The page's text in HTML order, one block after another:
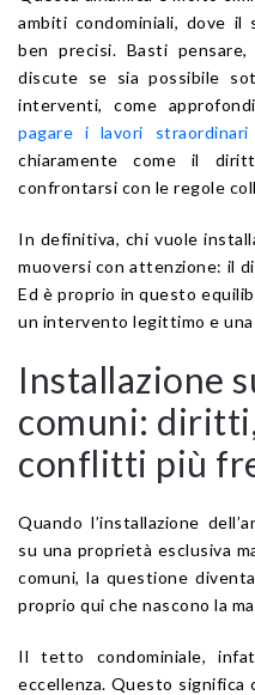
ambiti condominiali, dove
ben precisi. Basti
discute se sia possibile
interventi, come
pagare i lavori
chiaramente come il
confrontarsi con le regole
In definitiva, chi vuole
muoversi con attenzione: il
Ed è proprio in questo
un intervento legittimo e
Installazione
comuni:
conflitti più
Quando l’installazione
su una proprietà esclusiva
comuni, la questione
proprio qui che nascono la
Il tetto condominiale,
eccellenza. Questo significa